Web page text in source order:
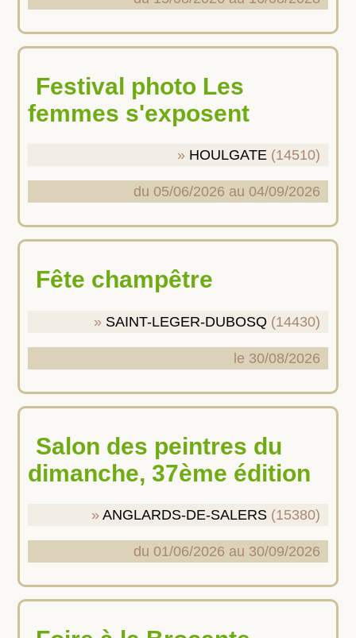
Festival photo Les
femmes s'exposent
HOULGATE (14510)
du 05/06/2026 au 04/09/2026
Fête champêtre
SAINT-LEGER-DUBOSQ (14430)
le 30/08/2026
Salon des peintres du
dimanche, 37ème édition
ANGLARDS-DE-SALERS (15380)
du 01/06/2026 au 30/09/2026